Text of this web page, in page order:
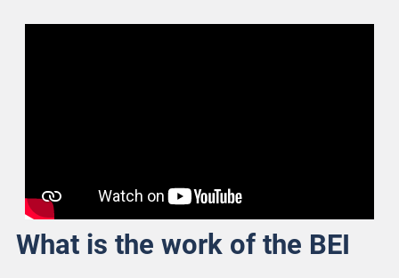
What is the work of the BEI